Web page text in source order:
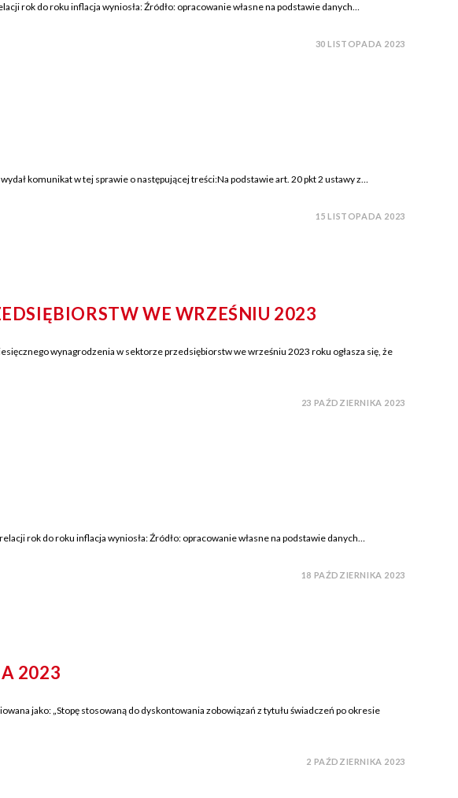
rok do roku inflacja wyniosła: Źródło: opracowanie własne na podstawie danych…
30 LISTOPADA 2023
komunikat w tej sprawie o następującej treści:Na podstawie art. 20 pkt 2 ustawy z…
15 LISTOPADA 2023
WE WRZEŚNIU 2023
wynagrodzenia w sektorze przedsiębiorstw we wrześniu 2023 roku ogłasza się, że
23 PAŹDZIERNIKA 2023
rok do roku inflacja wyniosła: Źródło: opracowanie własne na podstawie danych…
18 PAŹDZIERNIKA 2023
2023
jako: „Stopę stosowaną do dyskontowania zobowiązań z tytułu świadczeń po okresie
2 PAŹDZIERNIKA 2023